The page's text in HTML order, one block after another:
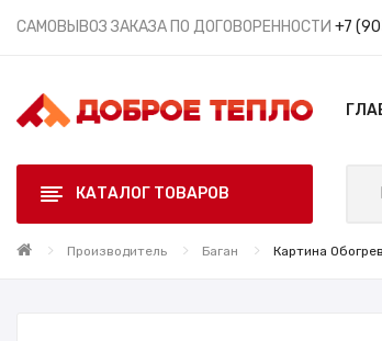
САМОВЫВОЗ ЗАКАЗА ПО ДОГОВОРЕННОСТИ +7
КАТАЛОГ ТОВАРОВ
Производитель Баган Картина